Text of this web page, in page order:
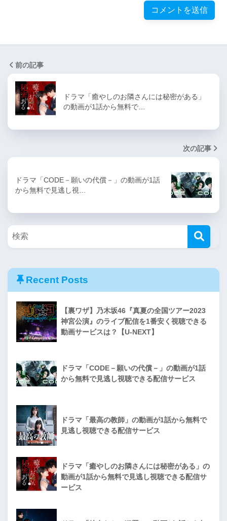
前の記事
ドラマ「癒やしのお隣さんには秘密がある」
の動画が1話から無料で…
次の記事
ドラマ「CODE－願いの代償－」の動画が1話
から無料で見逃し視…
Recent Posts
【裏ワザ】乃木坂46『真夏の全国ツアー2023
神宮公演』のライブ配信を1番安く視聴できる
動画サービスは？【U-NEXT】
ドラマ「CODE－願いの代償－」の動画が1話
から無料で見逃し視聴できる配信サービス
ドラマ「最高の教師」の動画が1話から無料で
見逃し視聴できる配信サービス
ドラマ「癒やしのお隣さんには秘密がある」の
動画が1話から無料で見逃し視聴できる配信サ
ービス